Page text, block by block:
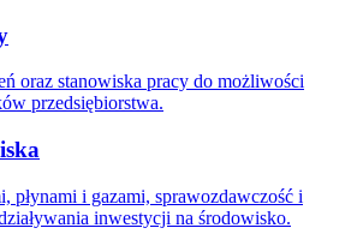
oraz stanowiska pracy do możliwości
przedsiębiorstwa.
płynami i gazami, sprawozdawczość i
inwestycji na środowisko.